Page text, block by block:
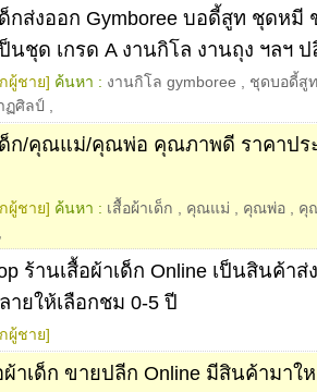
ด็กส่งออก Gymboree บอดี้สูท ชุดห
ป็นชุด เกรด A งานกิโล งานถุง ฯลฯ ป
ผู้ชาย] ค้นหา : งานกิโล gymboree
ชุดบอดี้สู
ฏศิลป์
ด็ก/คุณแม่/คุณพ่อ คุณภาพดี ราคาปร
ผู้ชาย] ค้นหา : เสื้อผ้าเด็ก คุณแม่ คุณพ่อ
คุ
ร้านเสื้อผ้าเด็ก Online เป็นสินค้า
ายให้เลือกชม 0-5 ปี
ผู้ชาย]
ผ้าเด็ก ขายปลีก Online มีสินค้ามาใ